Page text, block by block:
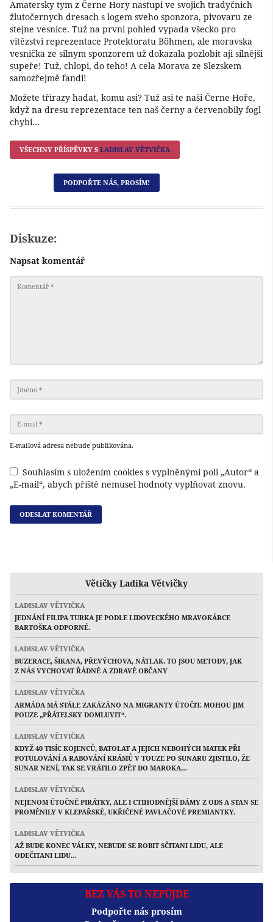
Amatersky tym z Černe Hory nastupi ve svojich tradyčnich
žlutočernych dresach s logem sveho sponzora, pivovaru ze
stejne vesnice. Tuž na prvni pohled vypada všecko pro
vitězstvi reprezentace Protektoratu Böhmen, ale moravska
vesnička ze silnym sponzorem už dokazala pozlobit aji silnějši
supeře! Tuž, chlopi, do teho! A cela Morava ze Slezskem
samozřejmě fandi!
Možete třirazy hadat, komu asi? Tuž asi te naši Černe Hoře,
když na dresu reprezentace ten naš černy a červenobily fogl
chybi…
VŠECHNY PŘÍSPĚVKY S LADISLAV VĚTVIČKA
PODPOŘTE NÁS, PROSÍM!
Diskuze:
Napsat komentář
E-mailová adresa nebude publikována.
Souhlasím s uložením cookies s vyplněnými poli „Autor“ a
„E-mail“, abych příště nemusel hodnoty vyplňovat znovu.
Větičky Ladika Větvičky
LADISLAV VĚTVIČKA
JEDNÁNÍ FILIPA TURKA JE PODLE LIDOVECKÉHO MRAVOKÁRCE
BARTOŠKA ODPORNÉ.
LADISLAV VĚTVIČKA
BUZERACE, ŠIKANA, PŘEVÝCHOVA, NÁTLAK. TO JSOU METODY, JAK
Z NÁS VYCHOVAT ŘÁDNÉ A ZDRAVÉ OBČANY
LADISLAV VĚTVIČKA
ARMÁDA MÁ STÁLE ZAKÁZÁNO NA MIGRANTY ÚTOČIT. MOHOU JIM
POUZE „PŘÁTELSKY DOMLUVIT“.
LADISLAV VĚTVIČKA
KDYŽ 40 TISÍC KOJENCŮ, BATOLAT A JEJICH NEBOHÝCH MATEK PŘI
POTULOVÁNÍ A RABOVÁNÍ KRÁMŮ V TOUZE PO SUNARU ZJISTILO, ŽE
SUNAR NENÍ, TAK SE VRÁTILO ZPĚT DO MAROKA…
LADISLAV VĚTVIČKA
NEJENOM ÚTOČNÉ PIRÁTKY, ALE I CTIHODNĚJŠÍ DÁMY Z ODS A STAN SE
PROMĚNILY V KLEPAŘSKÉ, UKŘIČENÉ PAVLAČOVÉ PREMIANTKY.
LADISLAV VĚTVIČKA
AŽ BUDE KONEC VÁLKY, NEBUDE SE ROBIT SČITANI LIDU, ALE
ODEČITANI LIDU…
BEZ VÁS TO NEPŮJDE
Podpořte nás prosím